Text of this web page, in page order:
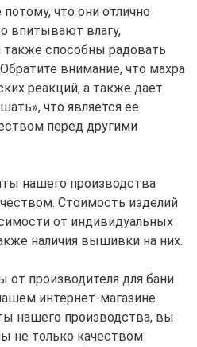
что они отлично
впитывают влагу,
также способны радовать
внимание, что махра
реакций, а также дает
что является ее
перед другими
нашего производства
Стоимость изделий
от индивидуальных
наличия вышивки на них.
от производителя для бани
интернет-магазине.
нашего производства, вы
не только качеством